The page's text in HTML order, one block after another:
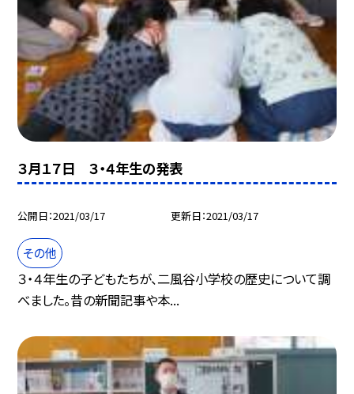
３月１７日 ３・４年生の発表
公開日 2021/03/17 更新日 2021/03/17
その他
３・４年生の子どもたちが、二風谷小学校の歴史について調
べました。昔の新聞記事や本...